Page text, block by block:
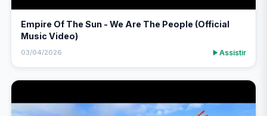
Empire Of The Sun - We Are The People (Official
Music Video)
03/04/2026 Assistir